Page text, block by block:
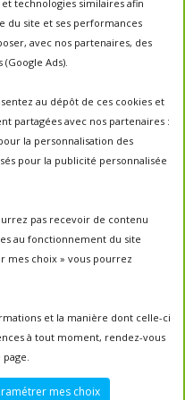
technologies similaires afin
du site et ses performances
avec nos partenaires, des
Ads).
au dépôt de ces cookies et
partagées avec nos partenaires :
la personnalisation des
pour la publicité personnalisée
pas recevoir de contenu
au fonctionnement du site
mes choix » vous pourrez
et la manière dont celle-ci
à tout moment, rendez-vous
mes choix
animation
apiculture
et Yves Robert
fleurs la vie de la
miel
de ruche
ruche pesticides
récolte récolte miel
apicole sauvage un
untoitpourlesabeilles
miel